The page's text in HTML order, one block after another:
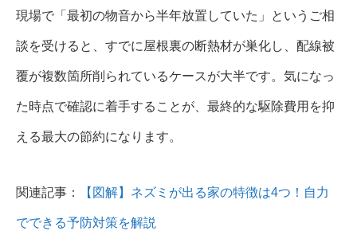
現場で「最初の物音から半年放置していた」というご相
談を受けると、すでに屋根裏の断熱材が巣化し、配線被
覆が複数箇所削られているケースが大半です。気になっ
た時点で確認に着手することが、最終的な駆除費用を抑
える最大の節約になります。
関連記事： 【図解】ネズミが出る家の特徴は4つ！自力
でできる予防対策を解説